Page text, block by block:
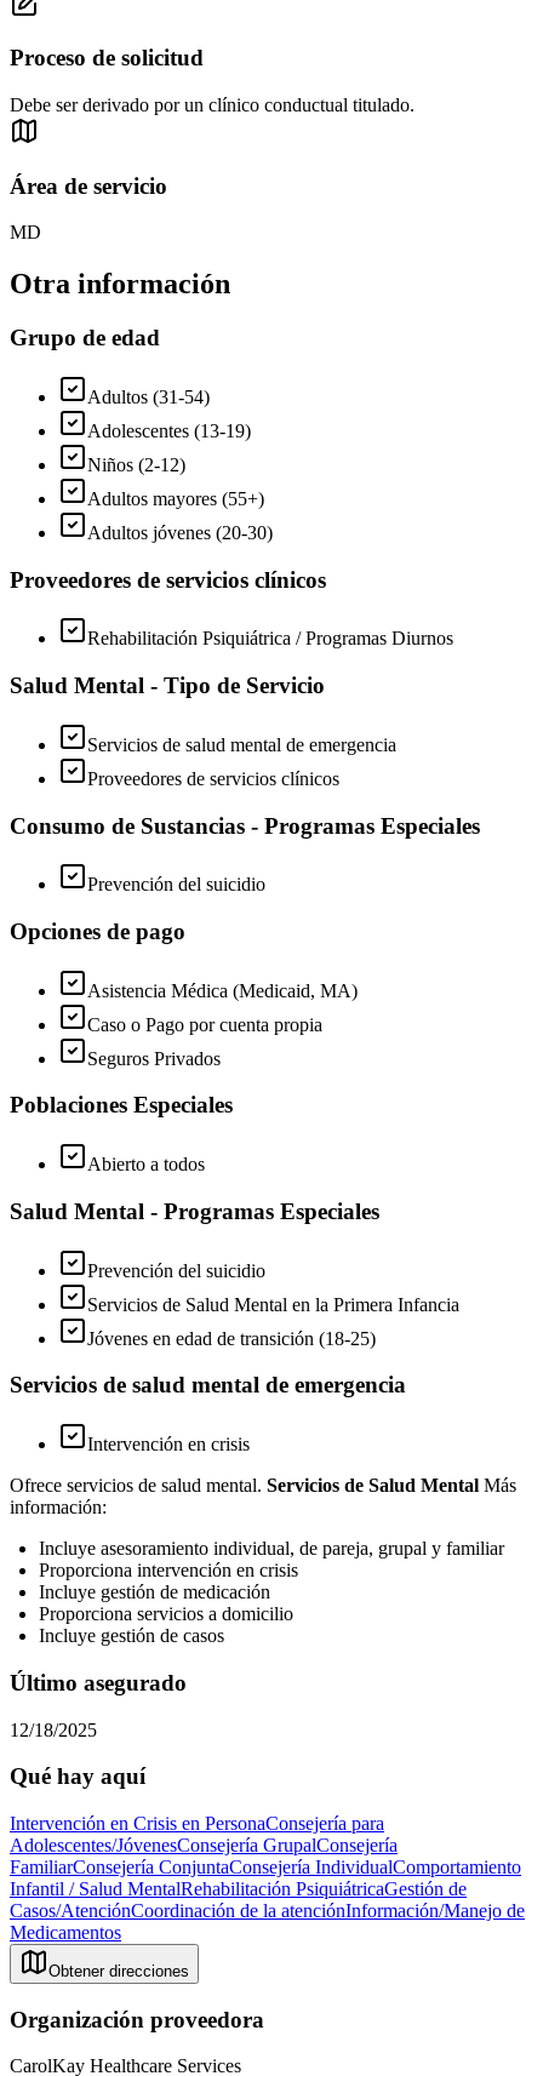
Proceso de solicitud
Debe ser derivado por un clínico conductual titulado.
Área de servicio
MD
Otra información
Grupo de edad
Adultos (31-54)
Adolescentes (13-19)
Niños (2-12)
Adultos mayores (55+)
Adultos jóvenes (20-30)
Proveedores de servicios clínicos
Rehabilitación Psiquiátrica / Programas Diurnos
Salud Mental - Tipo de Servicio
Servicios de salud mental de emergencia
Proveedores de servicios clínicos
Consumo de Sustancias - Programas Especiales
Prevención del suicidio
Opciones de pago
Asistencia Médica (Medicaid, MA)
Caso o Pago por cuenta propia
Seguros Privados
Poblaciones Especiales
Abierto a todos
Salud Mental - Programas Especiales
Prevención del suicidio
Servicios de Salud Mental en la Primera Infancia
Jóvenes en edad de transición (18-25)
Servicios de salud mental de emergencia
Intervención en crisis
Ofrece servicios de salud mental. Servicios de Salud Mental Más
información:
Incluye asesoramiento individual, de pareja, grupal y familiar
Proporciona intervención en crisis
Incluye gestión de medicación
Proporciona servicios a domicilio
Incluye gestión de casos
Último asegurado
12/18/2025
Qué hay aquí
Intervención en Crisis en PersonaConsejería para
Adolescentes/JóvenesConsejería GrupalConsejería
FamiliarConsejería ConjuntaConsejería IndividualComportamiento
Infantil / Salud MentalRehabilitación PsiquiátricaGestión de
Casos/AtenciónCoordinación de la atenciónInformación/Manejo de
Medicamentos
Obtener direcciones
Organización proveedora
CarolKay Healthcare Services